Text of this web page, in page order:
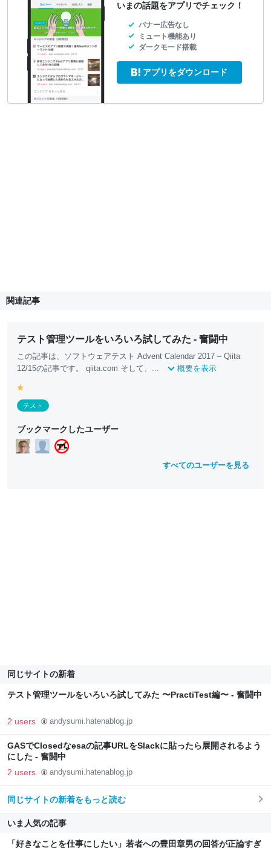
いまの話題をアプリでチェック！
バナー広告なし
ミュート機能あり
ダークモード搭載
アプリをダウンロード
関連記事
テスト管理ツールをいろいろ試してみた - 奮闘中
この記事は、ソフトウェアテスト Advent Calendar 2017 – Qiita
12/15の記事です。 qiita.com そして、... 概要を表示
e
ll
w
テスト
ブックマークしたユーザー
すべてのユーザーを見る
同じサイトの新着
テスト管理ツールをいろいろ試してみた 〜PractiTest編〜 - 奮闘中
2 users andysumi.hatenablog.jp
GASでClosedなesaの記事URLをSlackに貼ったら展開されるよう
にした - 奮闘中
2 users andysumi.hatenablog.jp
同じサイトの新着をもっと読む
いま人気の記事
「好きなことを仕事にしたい」若者への豊田章男の回答が正論すぎ